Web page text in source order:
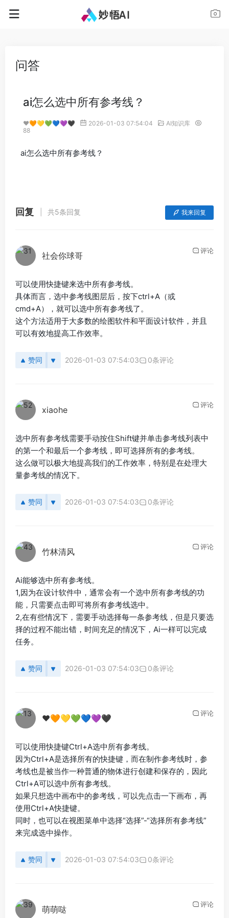
问答
ai怎么选中所有参考线？
❤️🧡💛💚💙💜🖤 2026-01-03 07:54:04
AI知识库
88
ai怎么选中所有参考线？
回复 共5条回复 我来回复
社会你球哥 评论
可以使用快捷键来选中所有参考线。
具体而言，选中参考线图层后，按下ctrl+A（或
cmd+A），就可以选中所有参考线了。
这个方法适用于大多数的绘图软件和平面设计软件，并且
可以有效地提高工作效率。
赞同 2026-01-03 07:54:03 0条评论
xiaohe 评论
选中所有参考线需要手动按住Shift键并单击参考线列表中
的第一个和最后一个参考线，即可选择所有的参考线。
这么做可以极大地提高我们的工作效率，特别是在处理大
量参考线的情况下。
赞同 2026-01-03 07:54:03 0条评论
竹林清风 评论
Ai能够选中所有参考线。
1,因为在设计软件中，通常会有一个选中所有参考线的功
能，只需要点击即可将所有参考线选中。
2,在有些情况下，需要手动选择每一条参考线，但是只要选
择的过程不能出错，时间充足的情况下，Ai一样可以完成
任务。
赞同 2026-01-03 07:54:03 0条评论
❤️🧡💛💚💙💜🖤 评论
可以使用快捷键Ctrl+A选中所有参考线。
因为Ctrl+A是选择所有的快捷键，而在制作参考线时，参
考线也是被当作一种普通的物体进行创建和保存的，因此
Ctrl+A可以选中所有参考线。
如果只想选中画布中的参考线，可以先点击一下画布，再
使用Ctrl+A快捷键。
同时，也可以在视图菜单中选择“选择”-“选择所有参考线”
来完成选中操作。
赞同 2026-01-03 07:54:03 0条评论
萌萌哒 评论